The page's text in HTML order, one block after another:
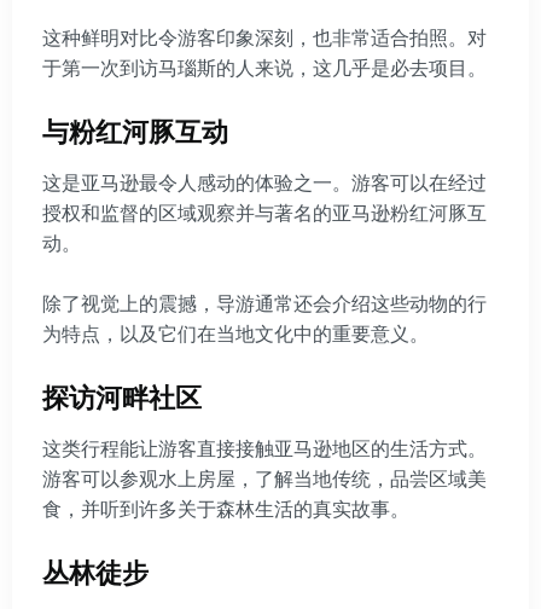
这种鲜明对比令游客印象深刻，也非常适合拍照。对
于第一次到访马瑙斯的人来说，这几乎是必去项目。
与粉红河豚互动
这是亚马逊最令人感动的体验之一。游客可以在经过
授权和监督的区域观察并与著名的亚马逊粉红河豚互
动。
除了视觉上的震撼，导游通常还会介绍这些动物的行
为特点，以及它们在当地文化中的重要意义。
探访河畔社区
这类行程能让游客直接接触亚马逊地区的生活方式。
游客可以参观水上房屋，了解当地传统，品尝区域美
食，并听到许多关于森林生活的真实故事。
丛林徒步